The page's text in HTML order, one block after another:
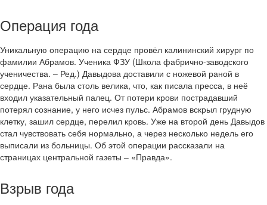
Операция года
Уникальную операцию на сердце провёл калининский хирург по
фамилии Абрамов. Ученика ФЗУ (Школа фабрично-заводского
ученичества. – Ред.) Давыдова доставили с ножевой раной в
сердце. Рана была столь велика, что, как писала пресса, в неё
входил указательный палец. От потери крови пострадавший
потерял сознание, у него исчез пульс. Абрамов вскрыл грудную
клетку, зашил сердце, перелил кровь. Уже на второй день Давыдов
стал чувствовать себя нормально, а через несколько недель его
выписали из больницы. Об этой операции рассказали на
страницах центральной газеты – «Правда».
Взрыв года